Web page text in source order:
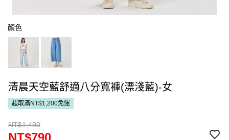
顏色
清晨天空藍舒適八分寬褲(漂淺藍)-女
超取滿NT$1,200免運
NT$1,490
NT$790